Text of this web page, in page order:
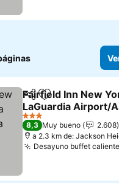
CompartirAgregar a
Fairfield Inn New
LaGuardia Airport/
Ver precios
3 Estrellas
8,3 Muy bueno
2.608
a 2.3 km de: Jackson
Desayuno buffet